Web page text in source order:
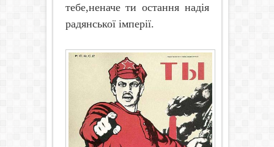
тебе,неначе ти остання надія
радянської імперії.